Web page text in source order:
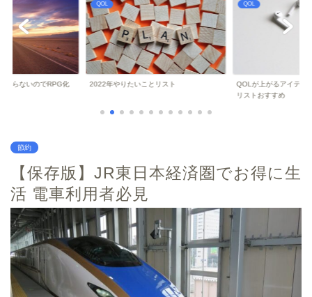
リスト
QOL
QOLが上がるアイテムランキング ミニマ
QOL
モーニングルーティー
慣 QOL爆上がり
節約
【保存版】JR東日本経済圏でお得に生
活 電車利用者必見